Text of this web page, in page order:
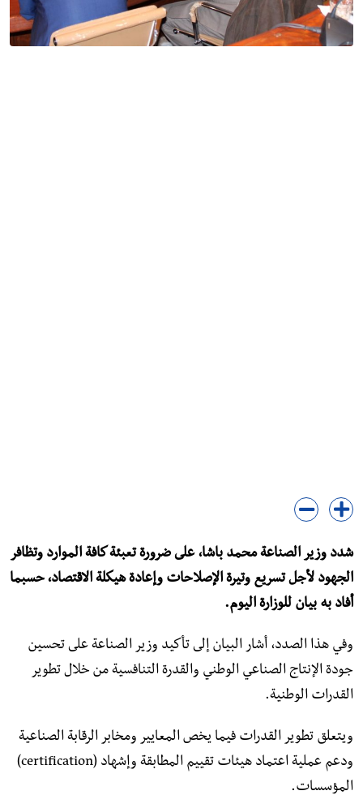
شدد وزير الصناعة محمد باشا، على ضرورة تعبئة كافة الموارد وتظافر
الجهود لأجل تسريع وتيرة الإصلاحات وإعادة هيكلة الاقتصاد، حسبما
أفاد به بيان للوزارة اليوم.
وفي هذا الصدد، أشار البيان إلى تأكيد وزير الصناعة على تحسين
جودة الإنتاج الصناعي الوطني والقدرة التنافسية من خلال تطوير
القدرات الوطنية.
ويتعلق تطوير القدرات فيما يخص المعايير ومخابر الرقابة الصناعية
ودعم عملية اعتماد هيئات تقييم المطابقة وإشهاد (certification)
المؤسسات.